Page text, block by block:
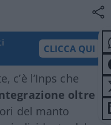
CLICCA QUI
c’è l’Inps che
oltre i
del manto